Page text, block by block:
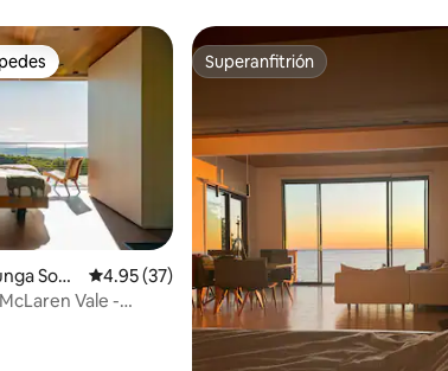
reseñas
Sout
Calificación promedio: 4.95 de 5, 37 reseñas
4.95 (37)
Vale -
Superanfitrión
Superanfitrión